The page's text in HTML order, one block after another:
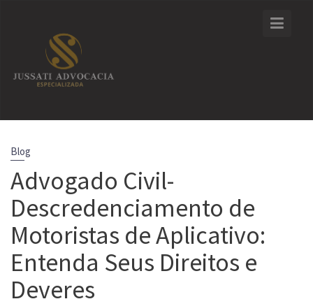
Blog
Advogado Civil-
Descredenciamento de
Motoristas de Aplicativo:
Entenda Seus Direitos e
Deveres